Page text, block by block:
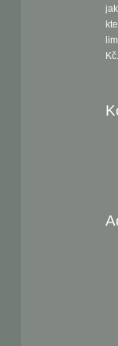
Kč.